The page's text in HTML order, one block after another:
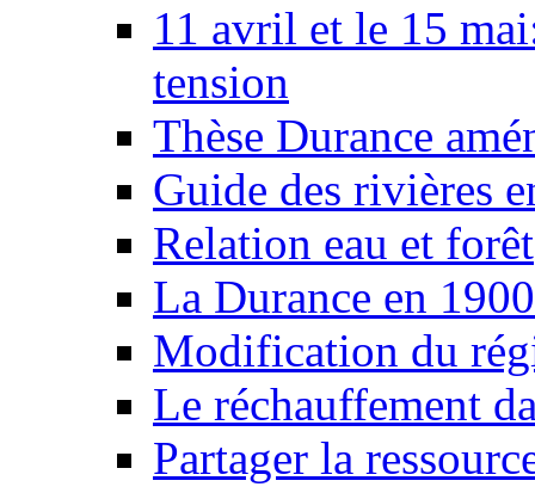
11 avril et le 15
tension
Thèse Durance
Guide des rivières
Relation eau et forêt
La Durance en 1900
Modification du
Le réchauffement
Partager la